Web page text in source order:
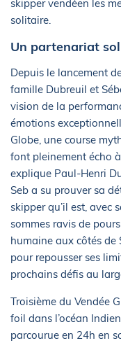
skipper vendéen les
solitaire.
Un partenariat
Depuis le lancement
famille Dubreuil et
vision de la
émotions
Globe, une course
font pleinement écho
explique Paul-Henri
Seb a su prouver sa
skipper qu’il est, avec
sommes ravis de
humaine aux côtés de
pour repousser ses
prochains défis au
Troisième du Vendée
foil dans l’océan
parcourue en 24h en